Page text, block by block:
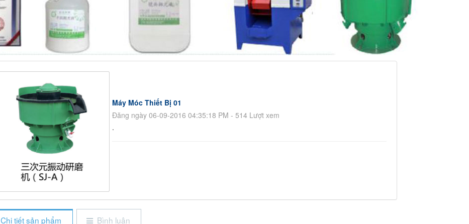
Máy Móc Thiết Bị 01
Đăng ngày 06-09-2016 04:35:18 PM - 514 Lượt xem
.
Chi tiết sản phẩm Bình luận